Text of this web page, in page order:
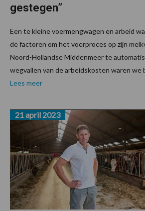
gestegen”
Een te kleine voermengwagen en arbeid
de factoren om het voerproces op zijn
Noord-Hollandse Middenmeer te
wegvallen van de arbeidskosten waren we
Lees meer
21 april 2023